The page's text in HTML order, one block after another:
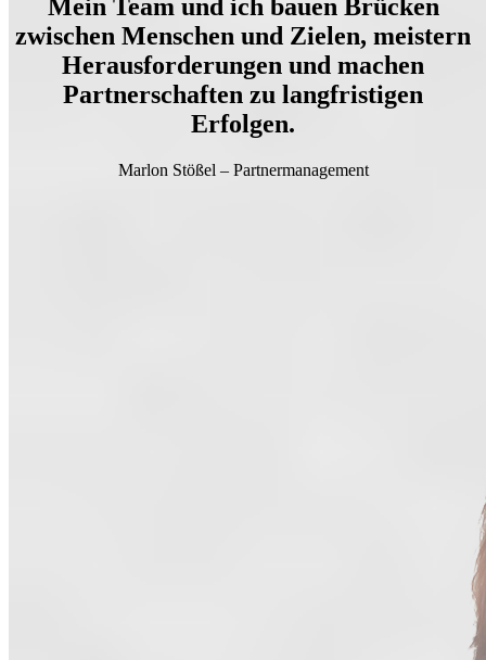
Mein Team und ich bauen Brücken
zwischen Menschen und Zielen, meistern
Herausforderungen und machen
Partnerschaften zu langfristigen
Erfolgen.
Marlon Stößel – Partnermanagement